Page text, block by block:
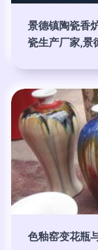
景德镇陶瓷香
瓷生产厂家,景
色釉窑变花瓶